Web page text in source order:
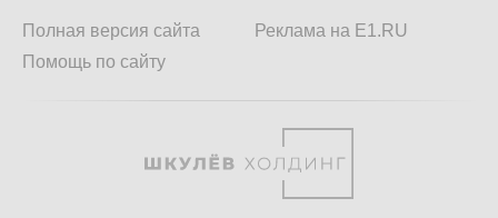
Полная версия сайта
Помощь по сайту
Реклама на E1.RU